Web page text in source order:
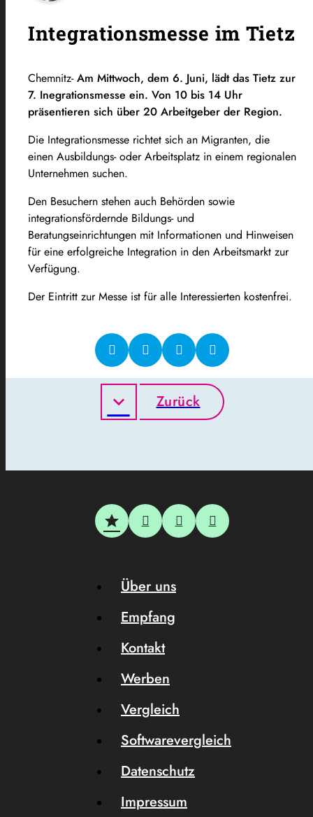
Integrationsmesse im Tietz
Chemnitz-Am Mittwoch, dem 6. Juni, lädt das Tietz zur
7. Inegrationsmesse ein. Von 10 bis 14 Uhr
präsentieren sich über 20 Arbeitgeber der Region.
Die Integrationsmesse richtet sich an Migranten, die
einen Ausbildungs- oder Arbeitsplatz in einem regionalen
Unternehmen suchen.
Den Besuchern stehen auch Behörden sowie
integrationsfördernde Bildungs- und
Beratungseinrichtungen mit Informationen und Hinweisen
für eine erfolgreiche Integration in den Arbeitsmarkt zur
Verfügung.
Der Eintritt zur Messe ist für alle Interessierten kostenfrei.
Zurück
Über uns
Empfang
Kontakt
Werben
Vergleich
Softwarevergleich
Datenschutz
Impressum